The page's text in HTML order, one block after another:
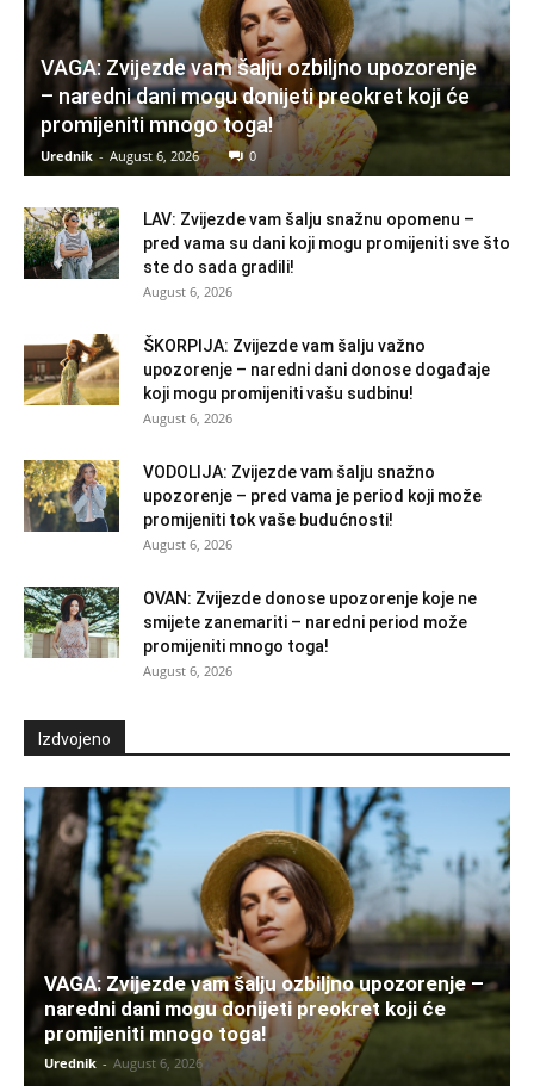
VAGA: Zvijezde vam šalju ozbiljno upozorenje
– naredni dani mogu donijeti preokret koji će
promijeniti mnogo toga!
Urednik - August 6, 2026 0
LAV: Zvijezde vam šalju snažnu opomenu –
pred vama su dani koji mogu promijeniti sve što
ste do sada gradili!
August 6, 2026
ŠKORPIJA: Zvijezde vam šalju važno
upozorenje – naredni dani donose događaje
koji mogu promijeniti vašu sudbinu!
August 6, 2026
VODOLIJA: Zvijezde vam šalju snažno
upozorenje – pred vama je period koji može
promijeniti tok vaše budućnosti!
August 6, 2026
OVAN: Zvijezde donose upozorenje koje ne
smijete zanemariti – naredni period može
promijeniti mnogo toga!
August 6, 2026
Izdvojeno
VAGA: Zvijezde vam šalju ozbiljno upozorenje –
naredni dani mogu donijeti preokret koji će
promijeniti mnogo toga!
Urednik - August 6, 2026